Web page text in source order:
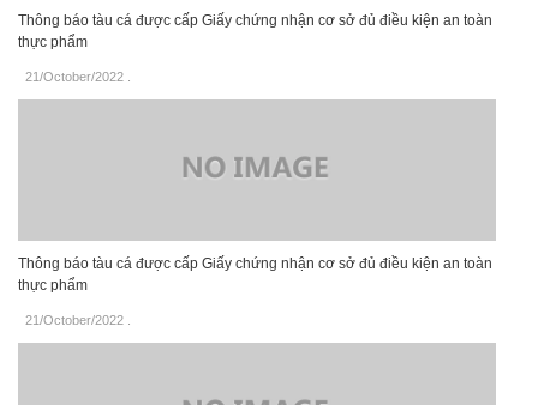
Thông báo tàu cá được cấp Giấy chứng nhận cơ sở đủ điều kiện an toàn
thực phẩm
21/October/2022 .
Thông báo tàu cá được cấp Giấy chứng nhận cơ sở đủ điều kiện an toàn
thực phẩm
21/October/2022